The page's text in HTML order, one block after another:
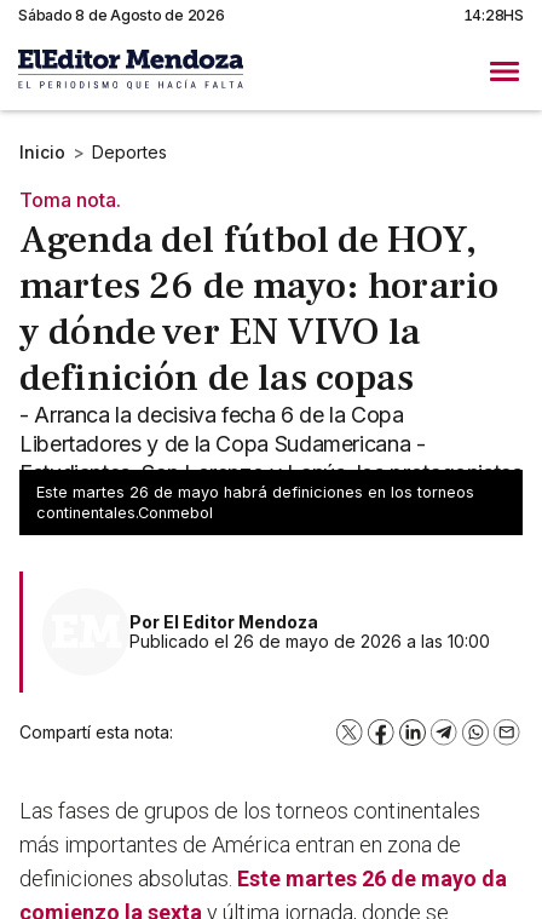
Sábado 8 de Agosto de 2026 14:28HS
Inicio > Deportes
Toma nota.
Agenda del fútbol de HOY,
martes 26 de mayo: horario
y dónde ver EN VIVO la
definición de las copas
- Arranca la decisiva fecha 6 de la Copa
Libertadores y de la Copa Sudamericana -
Estudiantes, San Lorenzo y Lanús, los protagonistas
del día
Este martes 26 de mayo habrá definiciones en los torneos
continentales.Conmebol
Por El Editor Mendoza
Publicado el 26 de mayo de 2026 a las 10:00
Compartí esta nota: X Facebook
LinkedInTelegram
Las fases de grupos de los torneos continentales
más importantes de América entran en zona de
definiciones absolutas. Este martes 26 de mayo da
comienzo la sexta y última jornada, donde se